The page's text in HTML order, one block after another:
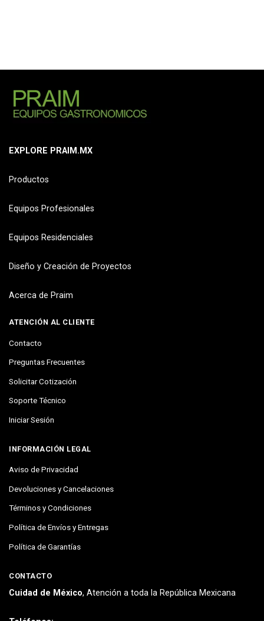
EXPLORE PRAIM.MX
Productos
Equipos Profesionales
Equipos Residenciales
Diseño y Creación de Proyectos
Acerca de Praim
ATENCIÓN AL CLIENTE
Contacto
Preguntas Frecuentes
Solicitar Cotización
Soporte Técnico
Iniciar Sesión
INFORMACIÓN LEGAL
Aviso de Privacidad
Devoluciones y Cancelaciones
Términos y Condiciones
Política de Envíos y Entregas
Política de Garantías
CONTACTO
Cuidad de México, Atención a toda la República Mexicana